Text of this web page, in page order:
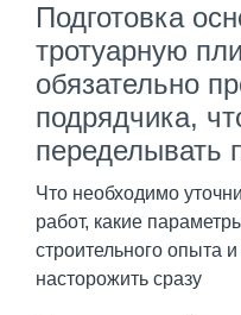
Подготовка
тротуарную
обязательно
подрядчика,
переделывать
Что необходимо
работ, какие
строительного опыта
насторожить сразу